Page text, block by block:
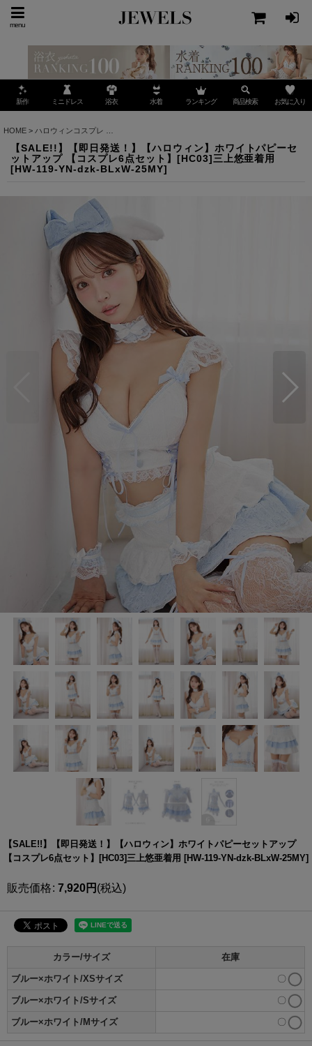
menu
新作 ミニドレス 浴衣 水着 ランキング 商品検索 お気に入り
HOME > ハロウィンコスプレ
【SALE!!】【即日発送！】【ハロウィン】ホワイトパピーセ
ットアップ 【コスプレ6点セット】[HC03]三上悠亜着用
[HW-119-YN-dzk-BLxW-25MY]
【SALE!!】【即日発送！】【ハロウィン】ホワイトパピーセットアップ
【コスプレ6点セット】[HC03]三上悠亜着用 [HW-119-YN-dzk-BLxW-25MY]
販売価格: 7,920円 (税込)
カラー/サイズ 在庫
ブルー×ホワイト/XSサイズ 〇
ブルー×ホワイト/Sサイズ 〇
ブルー×ホワイト/Mサイズ 〇